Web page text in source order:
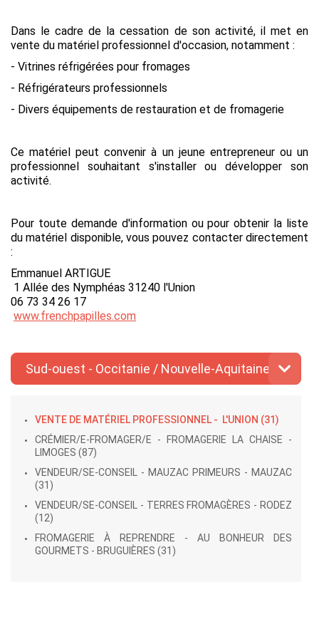
Sud-ouest - Occitanie / Nouvelle-Aquitaine
VENTE DE MATÉRIEL PROFESSIONNEL - L'UNION (31)
CRÉMIER/E-FROMAGER/E - FROMAGERIE LA CHAISE -
LIMOGES (87)
VENDEUR/SE-CONSEIL - MAUZAC PRIMEURS - MAUZAC
(31)
VENDEUR/SE-CONSEIL - TERRES FROMAGÈRES - RODEZ
(12)
FROMAGERIE À REPRENDRE - AU BONHEUR DES
GOURMETS - BRUGUIÈRES (31)
Dans le cadre de la cessation de son activité, il met en
vente du matériel professionnel d'occasion, notamment :
- Vitrines réfrigérées pour fromages
- Réfrigérateurs professionnels
- Divers équipements de restauration et de fromagerie
Ce matériel peut convenir à un jeune entrepreneur ou un
professionnel souhaitant s'installer ou développer son
activité.
Pour toute demande d'information ou pour obtenir la liste
du matériel disponible, vous pouvez contacter directement
:
Emmanuel ARTIGUE
1 Allée des Nymphéas 31240 l'Union
06 73 34 26 17
www.frenchpapilles.com